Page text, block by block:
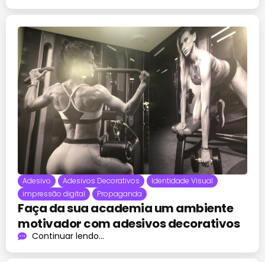
Adesivo Adesivos Decorativos
Identidade Visual
impressão digital
Propaganda
Faça da sua academia um ambiente
motivador com adesivos decorativos
Continuar lendo...